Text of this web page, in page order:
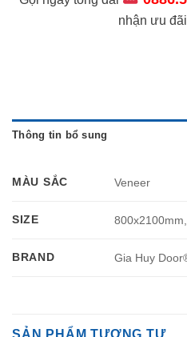
nhận ưu
Thông tin bổ sung
MÀU SẮC Veneer
SIZE
BRAND Gia Huy
SẢN PHẨM TƯƠNG TỰ